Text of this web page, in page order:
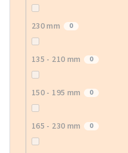
230 mm 0
135 - 210 mm 0
150 - 195 mm 0
165 - 230 mm 0